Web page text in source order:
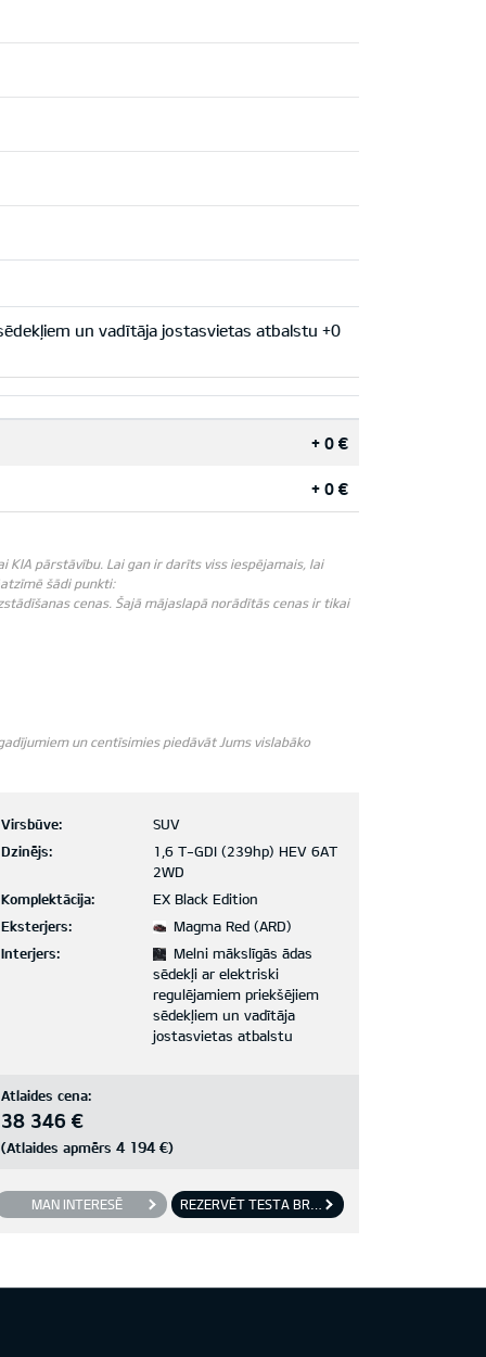
un vadītāja jostasvietas atbalstu +0
+ 0 €
+ 0 €
pārstāvību. Lai gan ir darīts viss iespējamais, lai
šādi punkti:
cenas. Šajā mājaslapā norādītās cenas ir tikai
un centīsimies piedāvāt Jums vislabāko
Virsbūve:
SUV
Dzinējs:
1,6 T-GDI (239hp) HEV 6AT
2WD
Komplektācija:
EX Black Edition
Eksterjers:
Magma Red (ARD)
Interjers:
Melni mākslīgās ādas
sēdekļi ar elektriski
regulējamiem priekšējiem
sēdekļiem un vadītāja
jostasvietas atbalstu
Atlaides cena:
38 346 €
(Atlaides apmērs 4 194 €)
MAN INTERESĒ REZERVĒT TESTA BRAUCIENU